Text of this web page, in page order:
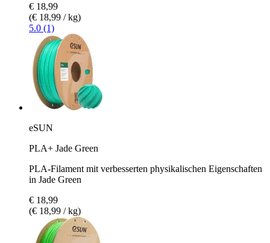
€ 18,99
(€ 18,99 / kg)
5.0 (1)
eSUN
PLA+ Jade Green
PLA-Filament mit verbesserten physikalischen Eigenschaften
in Jade Green
€ 18,99
(€ 18,99 / kg)